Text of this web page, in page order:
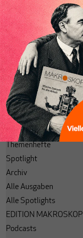
Abonnieren
Anmelden
Passwort vergessen?
Code einlösen
Lesezeichen
Aktuelle Ausgabe
Themenhefte
Spotlight
Archiv
Alle Ausgaben
Alle Spotlights
EDITION MAKROSKOP
Podcasts